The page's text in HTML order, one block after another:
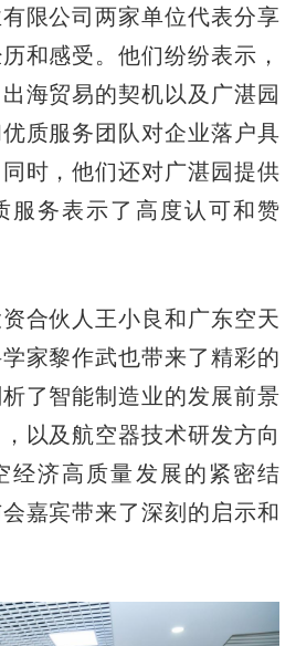
限公司两家单位代表分享
和感受。他们纷纷表示，
海贸易的契机以及广湛园
质服务团队对企业落户具
时，他们还对广湛园提供
服务表示了高度认可和赞
伙人王小良和广东空天
家黎作武也带来了精彩的
了智能制造业的发展前景
以及航空器技术研发方向
经济高质量发展的紧密结
嘉宾带来了深刻的启示和